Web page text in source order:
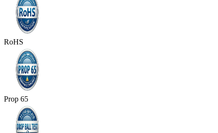
RoHS
Prop 65